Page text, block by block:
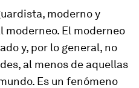
moderno y
moderneo. El moderneo
y, por lo general, no
al menos de aquellas
Es un fenómeno